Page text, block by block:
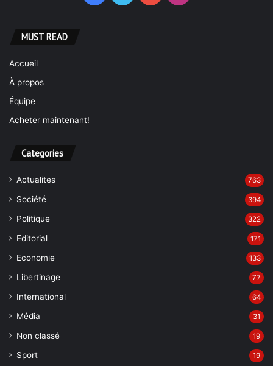
MUST READ
Accueil
À propos
Équipe
Acheter maintenant!
Categories
Actualites 763
Société 394
Politique 322
Editorial 171
Economie 133
Libertinage 77
International 64
Média 31
Non classé 19
Sport 19